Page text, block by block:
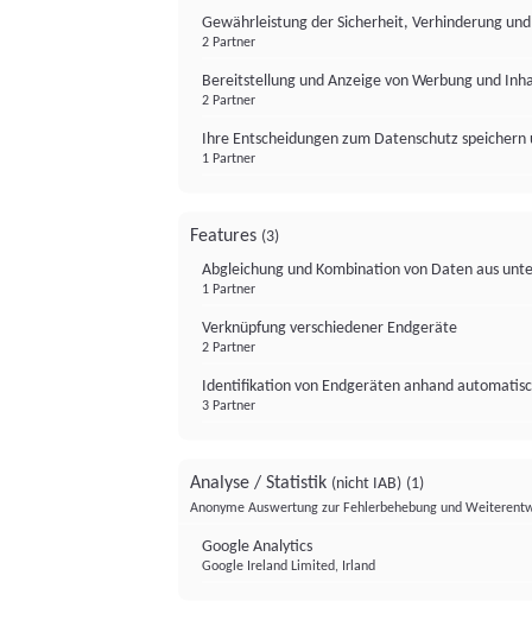
Gewährleistung der Sicherheit, Verhinderung
2 Partner
Bereitstellung und Anzeige von Werbung und
2 Partner
Ihre Entscheidungen zum Datenschutz
1 Partner
Features (3)
Abgleichung und Kombination von Daten aus
1 Partner
Verknüpfung verschiedener Endgeräte
2 Partner
Identifikation von Endgeräten anhand
3 Partner
Analyse / Statistik (nicht IAB) (1)
Anonyme Auswertung zur Fehlerbehebung und
Google Analytics
Google Ireland Limited, Irland